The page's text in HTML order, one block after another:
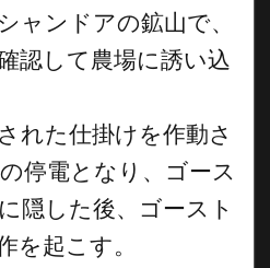
ャンドアの鉱山で、
認して農場に誘い込
れた仕掛けを作動さ
停電となり、ゴース
隠した後、ゴースト
を起こす。